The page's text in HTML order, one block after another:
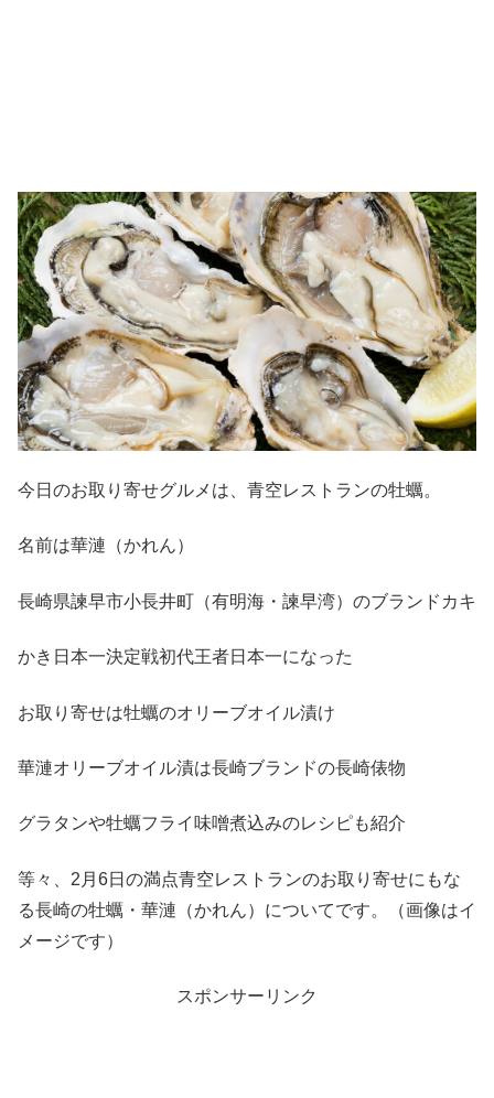
今日のお取り寄せグルメは、青空レストランの牡蠣。
名前は華漣（かれん）
長崎県諫早市小長井町（有明海・諫早湾）のブランドカキ
かき日本一決定戦初代王者日本一になった
お取り寄せは牡蠣のオリーブオイル漬け
華漣オリーブオイル漬は長崎ブランドの長崎俵物
グラタンや牡蠣フライ味噌煮込みのレシピも紹介
等々、2月6日の満点青空レストランのお取り寄せにもな
る長崎の牡蠣・華漣（かれん）についてです。（画像はイ
メージです）
スポンサーリンク